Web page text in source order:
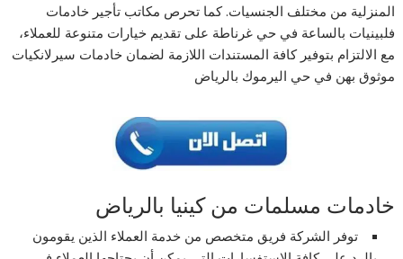
المنزلية من مختلف الجنسيات. كما تحرص مكاتب تأجير خادمات
فلبينيات بالساعة في حي غرناطة على تقديم خيارات متنوعة للعملاء،
مع الالتزام بتوفير كافة المستندات اللازمة لضمان خادمات سيرلانكيات
موثوق بهن في حي اليرموك بالرياض
خادمات مسلمات من كينيا بالرياض
توفر الشركة فريق متخصص من خدمة العملاء الذين يقومون